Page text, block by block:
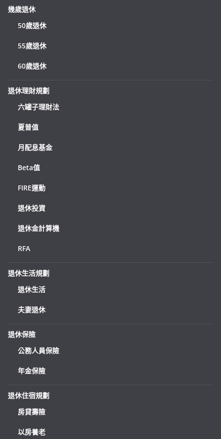
幾歲退休
50歲退休
55歲退休
60歲退休
退休理財規劃
六罐子理財法
夏普值
月配息基金
Beta值
FIRE運動
退休投資
退休金計算機
RFA
退休生活規劃
退休生活
夫妻退休
退休保險
公務人員保險
年金保險
退休住宿規劃
房貸壽險
以房養老